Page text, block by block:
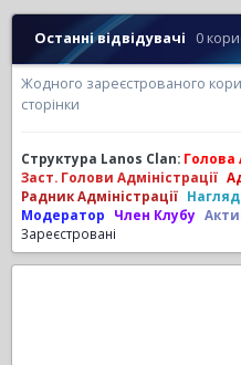
Останні відвідувачі 0
Жодного зареєстрованого
сторінки
Структура Lanos Clan: Голова
Заст. Голови Адміністрації
Радник Адміністрації
Модератор
Член Клубу
Зареєстровані